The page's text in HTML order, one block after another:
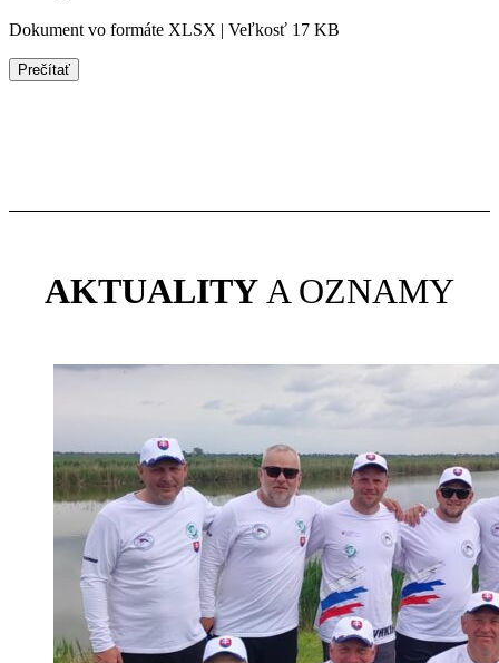
Dokument vo formáte XLSX | Veľkosť 17 KB
Prečítať
AKTUALITY A OZNAMY